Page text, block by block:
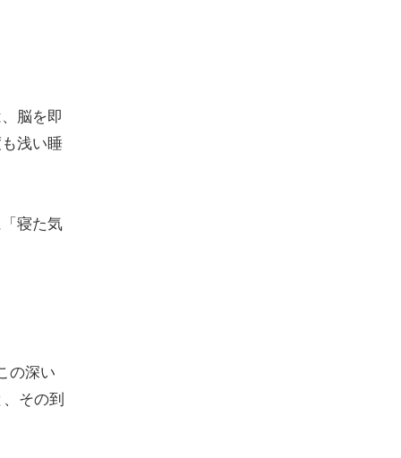
脳を即
浅い睡
寝た気
の深い
その到